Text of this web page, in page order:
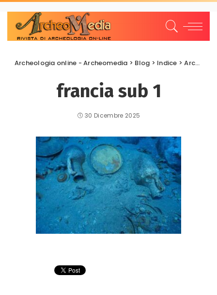
Archeologia online - Archeomedia > Blog > Indice >Archeologia Subacquea
francia sub 1
30 Dicembre 2025